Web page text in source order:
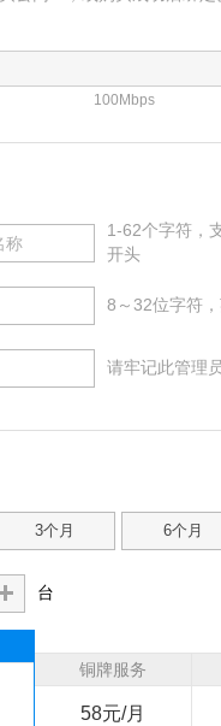
100Mbps
1-62个字符，
开头
8～32位字符
请牢记此管理
3个月 6个月
台
铜牌服务
58元/月